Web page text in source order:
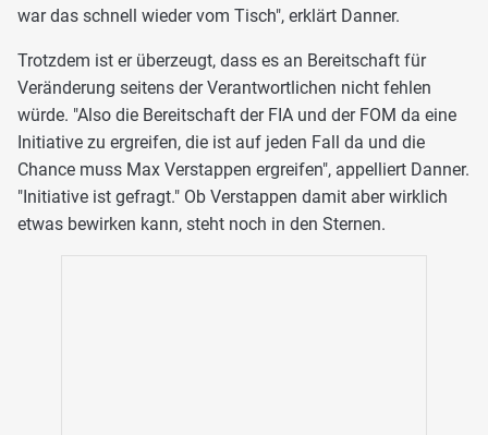
war das schnell wieder vom Tisch", erklärt Danner.
Trotzdem ist er überzeugt, dass es an Bereitschaft für
Veränderung seitens der Verantwortlichen nicht fehlen
würde. "Also die Bereitschaft der FIA und der FOM da eine
Initiative zu ergreifen, die ist auf jeden Fall da und die
Chance muss Max Verstappen ergreifen", appelliert Danner.
"Initiative ist gefragt." Ob Verstappen damit aber wirklich
etwas bewirken kann, steht noch in den Sternen.